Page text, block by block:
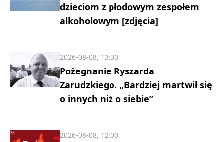
dzieciom z płodowym zespołem
alkoholowym [zdjęcia]
Pożegnanie Ryszarda
Zarudzkiego. „Bardziej martwił się
o innych niż o siebie”
2026-08-08, 13:30
2026-08-08, 12:00